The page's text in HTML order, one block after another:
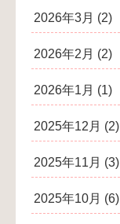
2026年3月 (2)
2026年2月 (2)
2026年1月 (1)
2025年12月 (2)
2025年11月 (3)
2025年10月 (6)